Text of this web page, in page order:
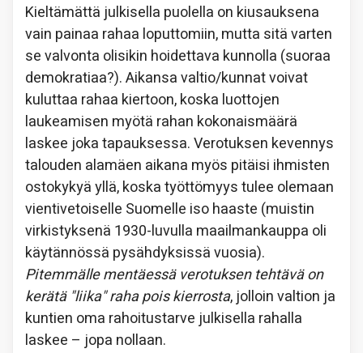
Kieltämättä julkisella puolella on kiusauksena
vain painaa rahaa loputtomiin, mutta sitä varten
se valvonta olisikin hoidettava kunnolla (suoraa
demokratiaa?). Aikansa valtio/kunnat voivat
kuluttaa rahaa kiertoon, koska luottojen
laukeamisen myötä rahan kokonaismäärä
laskee joka tapauksessa. Verotuksen kevennys
talouden alamäen aikana myös pitäisi ihmisten
ostokykyä yllä, koska työttömyys tulee olemaan
vientivetoiselle Suomelle iso haaste (muistin
virkistyksenä 1930-luvulla maailmankauppa oli
käytännössä pysähdyksissä vuosia).
Pitemmälle mentäessä verotuksen tehtävä on
kerätä "liika" raha pois kierrosta, jolloin valtion ja
kuntien oma rahoitustarve julkisella rahalla
laskee – jopa nollaan.